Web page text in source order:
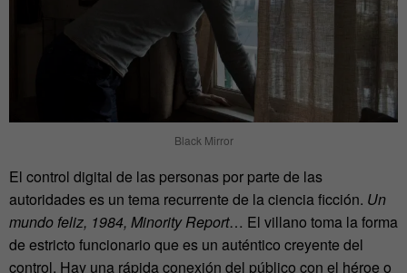
Black Mirror
El control digital de las personas por parte de las
autoridades es un tema recurrente de la ciencia ficción. Un
mundo feliz, 1984, Minority Report… El villano toma la forma
de estricto funcionario que es un auténtico creyente del
control. Hay una rápida conexión del público con el héroe o